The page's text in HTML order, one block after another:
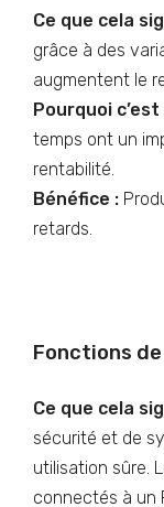
Ce que cela
grâce à des
augmentent le
Pourquoi
temps ont un
rentabilité.
Bénéfice :
retards.
Fonctions
Ce que cela
sécurité et de
utilisation sûre.
connectés à un